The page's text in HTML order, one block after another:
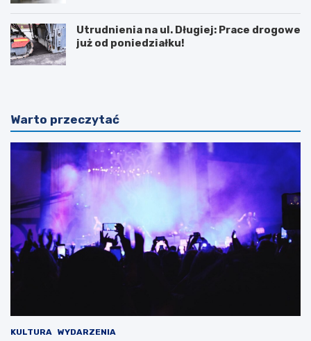
Utrudnienia na ul. Długiej: Prace drogowe
już od poniedziałku!
Warto przeczytać
KULTURA WYDARZENIA